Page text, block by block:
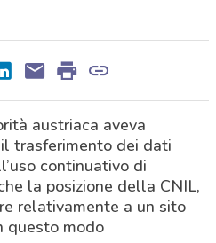
austriaca aveva
trasferimento dei dati
continuativo di
la posizione della CNIL,
relativamente a un sito
questo modo